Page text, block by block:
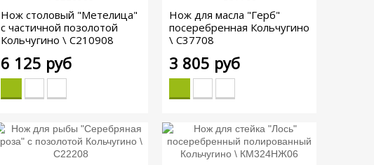
Нож столовый "Метелица"
с частичной позолотой
Кольчугино \ С210908
6 125 руб
Нож для масла "Герб"
посеребренная Кольчугино
\ С37708
3 805 руб